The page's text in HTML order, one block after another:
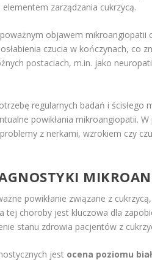
zarządzania cukrzycą.
objawem mikroangiopatii
czucia w kończynach, co
postaciach, m.in. jako
regularnych badań i
powikłania mikroangiopatii.
z nerkami, wzrokiem czy
powikłanie związane z
tej choroby jest kluczowa dla
stanu zdrowia pacjentów z
jest ocena poziomu